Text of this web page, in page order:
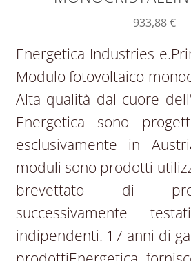
933,88€
Energetica Industries
Modulo fotovoltaico
Alta qualità dal cuore
Energetica sono
esclusivamente in
moduli sono prodotti
brevettato di
successivamente
indipendenti. 17 anni di